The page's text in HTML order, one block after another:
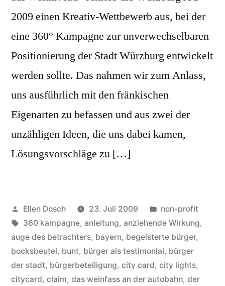
2009 einen Kreativ-Wettbewerb aus, bei der
eine 360° Kampagne zur unverwechselbaren
Positionierung der Stadt Würzburg entwickelt
werden sollte. Das nahmen wir zum Anlass,
uns ausführlich mit den fränkischen
Eigenarten zu befassen und aus zwei der
unzähligen Ideen, die uns dabei kamen,
Lösungsvorschläge zu […]
Veröffentlicht
von
Ellen Dosch 23. Juli 2009
Veröffentlicht
in
non-profit
Schlagwörter:
360 kampagne, anleitung, anziehende Wirkung,
auge des betrachters, bayern, begeisterte bürger,
bocksbeutel, bunt, bürger als testimonial, bürger
der stadt, bürgerbeteiligung, city card, city lights,
citycard, claim, das weinfass an der autobahn, der